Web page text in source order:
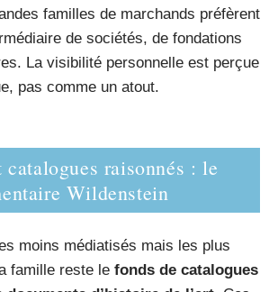
familles de marchands préfèrent
de sociétés, de fondations
La visibilité personnelle est perçue
pas comme un atout.
raisonnés : le
Wildenstein
moins médiatisés mais les plus
famille reste le fonds de catalogues